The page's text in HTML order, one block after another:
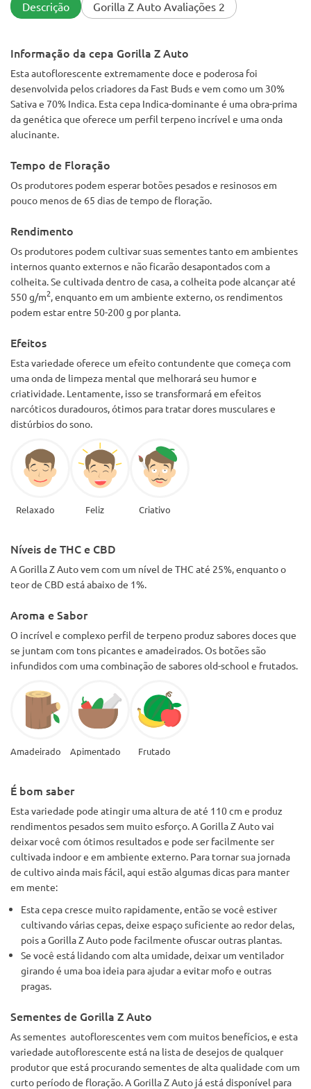
fumando um J e pensando que é uma coisa legal (um pouco
seu J você fica chapado até os ossos 😎😎😎 você sente isso
na cabeça e nos olhos e então começa a percorrer todo o
corpo. Agora, neste estágio, você ainda está móvel e pode
fazer o que precisa, mas então é atingido com força total e é
hora de deitar no sofá e se perder por algumas horas, tive que
assistir a um episódio de TV duas vezes porque posso ' não te
conto o que aconteceu da primeira vez 🤣🤣🤣 corpo inteiro
pedrado e se você fuma mais é hora de dizer boa noite 🤣🤣🤣
Descrição Gorilla Z Auto Avaliações 2
Informação da cepa Gorilla Z Auto
Esta autoflorescente extremamente doce e poderosa foi
desenvolvida pelos criadores da Fast Buds e vem como um 30%
Sativa e 70% Indica. Esta cepa Indica-dominante é uma obra-prima
da genética que oferece um perfil terpeno incrível e uma onda
alucinante.
Tempo de Floração
Os produtores podem esperar botões pesados e resinosos em
pouco menos de 65 dias de tempo de floração.
Rendimento
Os produtores podem cultivar suas sementes tanto em ambientes
internos quanto externos e não ficarão desapontados com a
colheita. Se cultivada dentro de casa, a colheita pode alcançar até
550 g/m2 , enquanto em um ambiente externo, os rendimentos
podem estar entre 50-200 g por planta.
Efeitos
Esta variedade oferece um efeito contundente que começa com
uma onda de limpeza mental que melhorará seu humor e
criatividade. Lentamente, isso se transformará em efeitos
narcóticos duradouros, ótimos para tratar dores musculares e
distúrbios do sono.
Relaxado Feliz Criativo
Níveis de THC e CBD
A Gorilla Z Auto vem com um nível de THC até 25%, enquanto o
teor de CBD está abaixo de 1%.
Aroma e Sabor
O incrível e complexo perfil de terpeno produz sabores doces que
se juntam com tons picantes e amadeirados. Os botões são
infundidos com uma combinação de sabores old-school e frutados.
Amadeirado Apimentado Frutado
É bom saber
Esta variedade pode atingir uma altura de até 110 cm e produz
rendimentos pesados sem muito esforço. A Gorilla Z Auto vai
deixar você com ótimos resultados e pode ser facilmente ser
cultivada indoor e em ambiente externo. Para tornar sua jornada
de cultivo ainda mais fácil, aqui estão algumas dicas para manter
em mente:
Esta cepa cresce muito rapidamente, então se você estiver
cultivando várias cepas, deixe espaço suficiente ao redor delas,
pois a Gorilla Z Auto pode facilmente ofuscar outras plantas.
Se você está lidando com alta umidade, deixar um ventilador
girando é uma boa ideia para ajudar a evitar mofo e outras
pragas.
Sementes de Gorilla Z Auto
As sementes autoflorescentes vem com muitos benefícios, e esta
variedade autoflorescente está na lista de desejos de qualquer
produtor que está procurando sementes de alta qualidade com um
curto período de floração. A Gorilla Z Auto já está disponível para